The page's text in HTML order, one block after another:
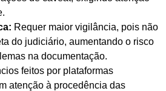
Requer maior vigilância, pois não
do judiciário, aumentando o risco
na documentação.
feitos por plataformas
atenção à procedência das